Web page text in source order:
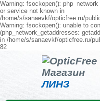
Warning: fsockopen():
or service not known in
/home/s/sanaevkf/opticfree.ru/
Warning: fsockopen(): unable to
(php_network_getaddresses:
in /home/s/sanaevkf/opticfree.ru/
82
ЛИНЗ